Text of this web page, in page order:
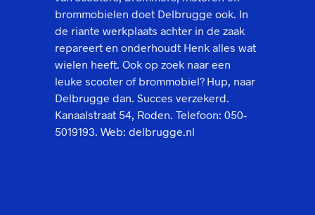
brommobielen doet Delbrugge ook. In
de riante werkplaats achter in de zaak
repareert en onderhoudt Henk alles wat
wielen heeft. Ook op zoek naar een
leuke scooter of brommobiel? Hup, naar
Delbrugge dan. Succes verzekerd.
Kanaalstraat 54, Roden. Telefoon: 050-
5019193. Web: delbrugge.nl